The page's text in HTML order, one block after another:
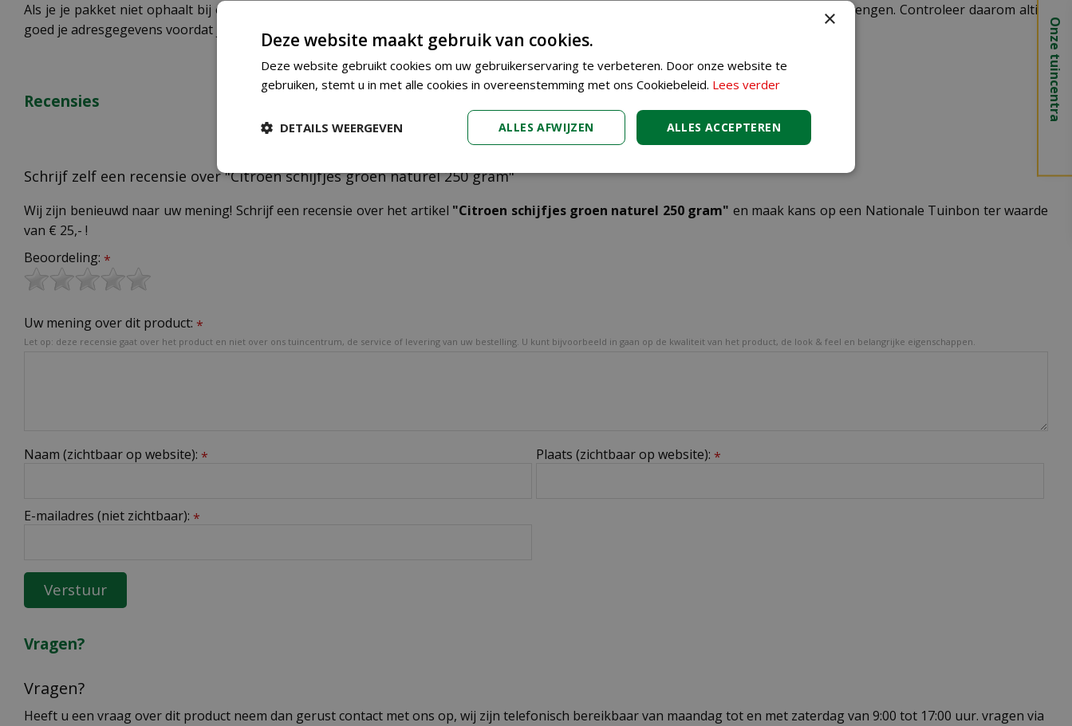
Als je je pakket niet ophaalt bij een PostNL-punt of een verkeerd afleveradres invult, zijn wij genoodzaakt extra kosten in rekening te brengen. Controleer daarom altijd
goed je adresgegevens voordat je je bestelling plaatst.
Recensies
Schrijf zelf een recensie over "Citroen schijfjes groen naturel 250 gram"
Wij zijn benieuwd naar uw mening! Schrijf een recensie over het artikel "Citroen schijfjes groen naturel 250 gram" en maak kans op een Nationale Tuinbon ter waarde
van € 25,- !
Beoordeling: *
Uw mening over dit product: *
Let op: deze recensie gaat over het product en niet over ons tuincentrum, de service of levering van uw bestelling. U kunt bijvoorbeeld in gaan op de kwaliteit van het product, de look & feel en belangrijke eigenschappen.
Naam (zichtbaar op website): * Plaats (zichtbaar op website): *
E-mailadres (niet zichtbaar): *
Vragen?
Vragen?
Heeft u een vraag over dit product neem dan gerust contact met ons op, wij zijn telefonisch bereikbaar van maandag tot en met zaterdag van 9:00 tot 17:00 uur. vragen via
Onze tuincentra
×
Deze website maakt gebruik van cookies.
Deze website gebruikt cookies om uw gebruikerservaring te verbeteren. Door onze website te
gebruiken, stemt u in met alle cookies in overeenstemming met ons Cookiebeleid. Lees verder
ALLES ACCEPTEREN
ALLES AFWIJZEN
DETAILS WEERGEVEN